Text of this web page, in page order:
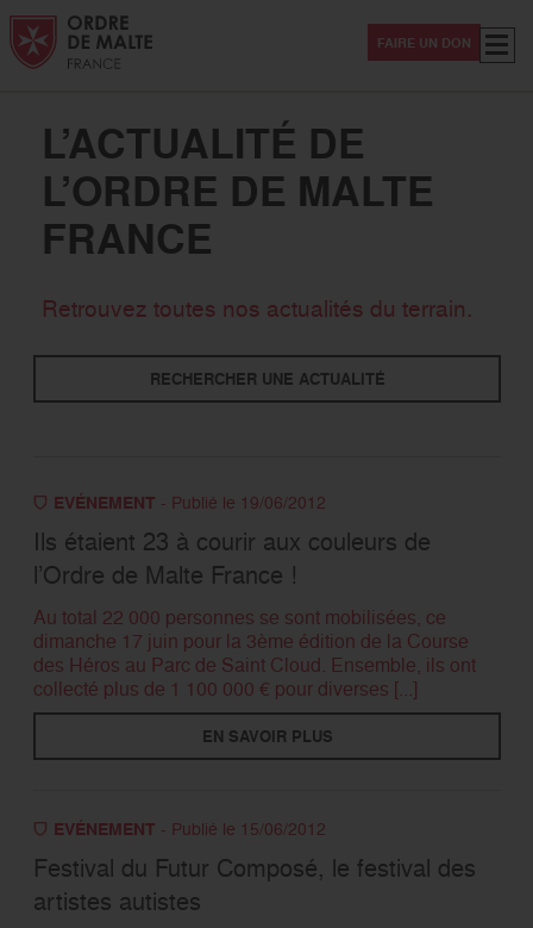
FAIRE UN DON
L’ACTUALITÉ DE
L’ORDRE DE MALTE
FRANCE
Retrouvez toutes nos actualités du terrain.
RECHERCHER UNE ACTUALITÉ
Thématiques
Solidarité
Evénement
Covid-19
RECHERCHER
EVÉNEMENT - Publié le 19/06/2012
Ils étaient 23 à courir aux couleurs de
l’Ordre de Malte France !
Au total 22 000 personnes se sont mobilisées, ce
dimanche 17 juin pour la 3ème édition de la Course
des Héros au Parc de Saint Cloud. Ensemble, ils ont
collecté plus de 1 100 000 € pour diverses [...]
EN SAVOIR PLUS
EVÉNEMENT - Publié le 15/06/2012
Festival du Futur Composé, le festival des
artistes autistes